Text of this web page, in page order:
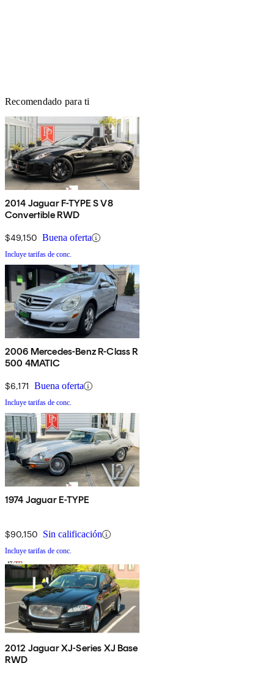
Recomendado para ti
2014 Jaguar F-TYPE S V8
Convertible RWD
$49,150 Buena oferta
Incluye tarifas de conc.
2006 Mercedes-Benz R-Class R
500 4MATIC
$6,171 Buena oferta
Incluye tarifas de conc.
1974 Jaguar E-TYPE
$90,150 Sin calificación
Incluye tarifas de conc.
2012 Jaguar XJ-Series XJ Base
RWD